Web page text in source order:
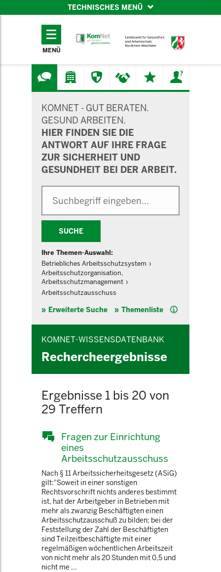
TECHNISCHES MENÜ
TECHNISCHES
MENÜ
KOMNET - GUT BERATEN.
GESUND ARBEITEN.
HIER FINDEN SIE DIE
ANTWORT AUF IHRE FRAGE
ZUR SICHERHEIT UND
GESUNDHEIT BEI DER ARBEIT.
SUCHE
Ihre Themen-Auswahl:
Betriebliches Arbeitsschutzsystem
Arbeitsschutzorganisation,
Arbeitsschutzmanagement
Arbeitsschutzausschuss
Erweiterte Suche Themenliste Hilfe
KOMNET-WISSENSDATENBANK
Rechercheergebnisse
Ergebnisse 1 bis 20 von
29 Treffern
Fragen zur Einrichtung
eines
Arbeitsschutzausschuss
Nach § 11 Arbeitssicherheitsgesetz (ASiG)
gilt:"Soweit in einer sonstigen
Rechtsvorschrift nichts anderes bestimmt
ist, hat der Arbeitgeber in Betrieben mit
mehr als zwanzig Beschäftigten einen
Arbeitsschutzausschuß zu bilden; bei der
Feststellung der Zahl der Beschäftigten
sind Teilzeitbeschäftigte mit einer
regelmäßigen wöchentlichen Arbeitszeit
von nicht mehr als 20 Stunden mit 0,5 und
nicht me ...